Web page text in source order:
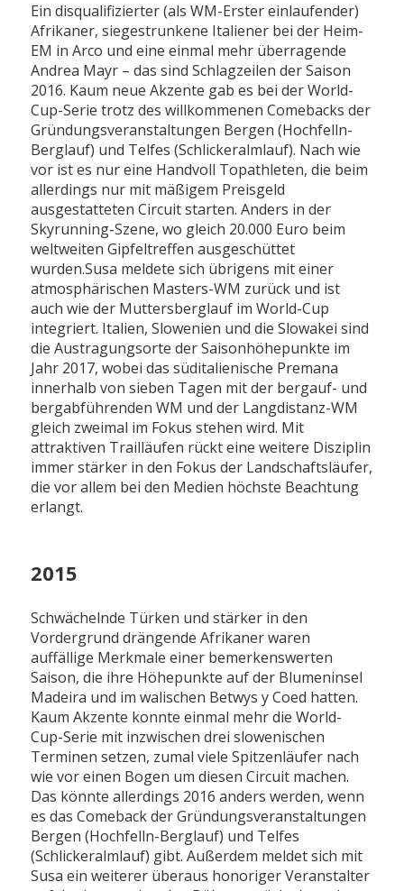
Ein disqualifizierter (als WM-Erster einlaufender)
Afrikaner, siegestrunkene Italiener bei der Heim-
EM in Arco und eine einmal mehr überragende
Andrea Mayr – das sind Schlagzeilen der Saison
2016. Kaum neue Akzente gab es bei der World-
Cup-Serie trotz des willkommenen Comebacks der
Gründungsveranstaltungen Bergen (Hochfelln-
Berglauf) und Telfes (Schlickeralmlauf). Nach wie
vor ist es nur eine Handvoll Topathleten, die beim
allerdings nur mit mäßigem Preisgeld
ausgestatteten Circuit starten. Anders in der
Skyrunning-Szene, wo gleich 20.000 Euro beim
weltweiten Gipfeltreffen ausgeschüttet
wurden.Susa meldete sich übrigens mit einer
atmosphärischen Masters-WM zurück und ist
auch wie der Muttersberglauf im World-Cup
integriert. Italien, Slowenien und die Slowakei sind
die Austragungsorte der Saisonhöhepunkte im
Jahr 2017, wobei das süditalienische Premana
innerhalb von sieben Tagen mit der bergauf- und
bergabführenden WM und der Langdistanz-WM
gleich zweimal im Fokus stehen wird. Mit
attraktiven Trailläufen rückt eine weitere Disziplin
immer stärker in den Fokus der Landschaftsläufer,
die vor allem bei den Medien höchste Beachtung
erlangt.
2015
Schwächelnde Türken und stärker in den
Vordergrund drängende Afrikaner waren
auffällige Merkmale einer bemerkenswerten
Saison, die ihre Höhepunkte auf der Blumeninsel
Madeira und im walischen Betwys y Coed hatten.
Kaum Akzente konnte einmal mehr die World-
Cup-Serie mit inzwischen drei slowenischen
Terminen setzen, zumal viele Spitzenläufer nach
wie vor einen Bogen um diesen Circuit machen.
Das könnte allerdings 2016 anders werden, wenn
es das Comeback der Gründungsveranstaltungen
Bergen (Hochfelln-Berglauf) und Telfes
(Schlickeralmlauf) gibt. Außerdem meldet sich mit
Susa ein weiterer überaus honoriger Veranstalter